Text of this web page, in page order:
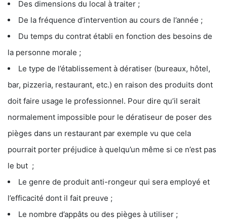
Des dimensions du local à traiter ;
De la fréquence d’intervention au cours de l’année ;
Du temps du contrat établi en fonction des besoins de
la personne morale ;
Le type de l’établissement à dératiser (bureaux, hôtel,
bar, pizzeria, restaurant, etc.) en raison des produits dont
doit faire usage le professionnel. Pour dire qu’il serait
normalement impossible pour le dératiseur de poser des
pièges dans un restaurant par exemple vu que cela
pourrait porter préjudice à quelqu’un même si ce n’est pas
le but ;
Le genre de produit anti-rongeur qui sera employé et
l’efficacité dont il fait preuve ;
Le nombre d’appâts ou des pièges à utiliser ;